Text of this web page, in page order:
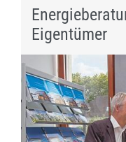
Eigentümer